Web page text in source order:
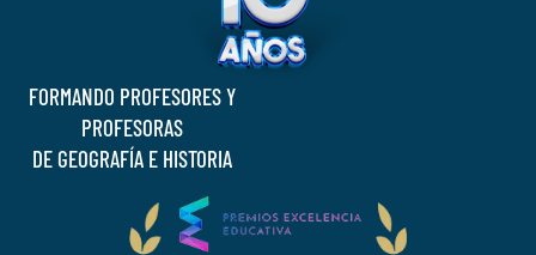
FORMANDO PROFESORES Y
PROFESORAS
DE GEOGRAFÍA E HISTORIA